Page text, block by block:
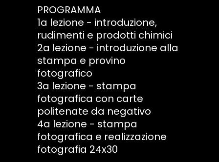
PROGRAMMA
1a lezione - introduzione,
rudimenti e prodotti chimici
2a lezione - introduzione alla
stampa e provino
fotografico
3a lezione - stampa
fotografica con carte
politenate da negativo
4a lezione - stampa
fotografica e realizzazione
fotografia 24x30